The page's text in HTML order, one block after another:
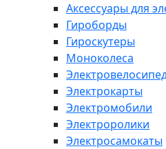
Аксессуары для
Гироборды
Гироскутеры
Моноколеса
Электрокарты
Электромобили
Электроролики
Электросамокаты